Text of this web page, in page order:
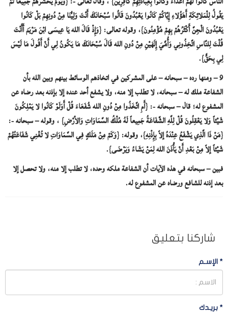
يَقُولُ لِلْمَلائِكَةِ أَهَؤُلاءِ إِيَّاكُمْ كَانُوا يَعْبُدُونَ قَالُوا سُبْحَانَكَ أَنْتَ وَلِيُّنَا مِنْ دُونِهِمْ بَلْ كَانُوا
يَعْبُدُونَ الْجِنَّ أَكْثَرُهُمْ بِهِمْ مُؤْمِنُونَ}، وقوله تعالى: {وَإِذْ قَالَ الله يَا عِيسَى ابْنَ مَرْيَمَ أَأَنْتَ
قُلْتَ لِلنَّاسِ اتَّخِذُونِي وَأُمِّيَ إِلَهَيْنِ مِنْ دُونِ الله قَالَ سُبْحَانَكَ مَا يَكُونُ لِي أَنْ أَقُولَ مَا لَيْسَ
لِي بِحَقٍّ}.
9 – ومنها رده – سبحانه – على المشركين في اتخاذهم الوسائط بينهم وبين الله بأن
الشفاعة ملك له – سبحانه، لا تطلب إلا منه، ولا يشفع أحد عنده إلا بإذنه بعد رضاه عن
المشفوع له؛ قال – سبحانه -: {أَمِ اتَّخَذُوا مِنْ دُونِ الله شُفَعَاءَ قُلْ أَوَلَوْ كَانُوا لا يَمْلِكُونَ
شَيْئاً وَلا يَعْقِلُونَ قُلْ لِلَّهِ الشَّفَاعَةُ جَمِيعاً لَهُ مُلْكُ السَّمَاوَاتِ وَالأرْضِ} ، وقوله – سبحانه -:
{مَنْ ذَا الَّذِي يَشْفَعُ عِنْدَهُ إلاّ بِإِذْنِهِ}، وقوله: {وَكَمْ مِنْ مَلَكٍ فِي السَّمَاوَاتِ لا تُغْنِي شَفَاعَتُهُمْ
شَيْئاً إلاّ مِنْ بَعْدِ أَنْ يَأْذَنَ الله لِمَنْ يَشَاءُ وَيَرْضَى}.
فبين – سبحانه في هذه الآيات أن الشفاعة ملكه وحده، لا تطلب إلا منه، ولا تحصل إلا
بعد إذنه للشافع ورضاه عن المشفوع له.
شاركنا بتعليق
* الإسـم
* بريـدك